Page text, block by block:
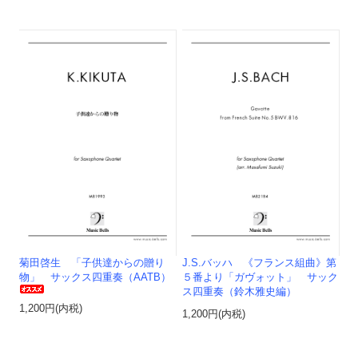
菊田啓生 「子供達からの贈り
物」 サックス四重奏（AATB）
1,200円(内税)
J.S.バッハ 《フランス組曲》第
５番より「ガヴォット」 サック
ス四重奏（鈴木雅史編）
1,200円(内税)